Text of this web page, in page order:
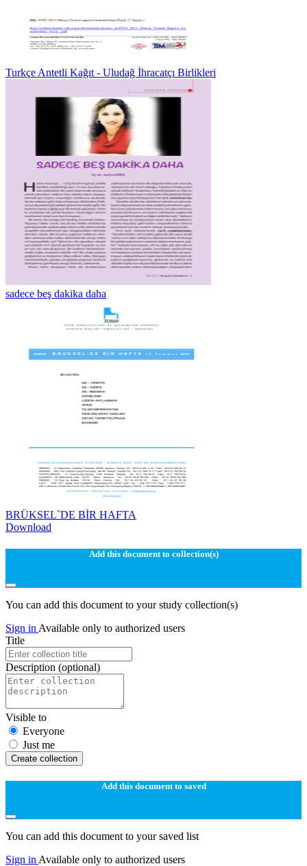
Turkçe Antetli Kağıt - Uludağ İhracatçı Birlikleri
sadece beş dakika daha
BRÜKSEL`DE BİR HAFTA
Download
Add this document to collection(s)
You can add this document to your study collection(s)
Sign in Available only to authorized users
Title
Description (optional)
Visible to
Everyone
Just me
Create collection
Add this document to saved
You can add this document to your saved list
Sign in Available only to authorized users